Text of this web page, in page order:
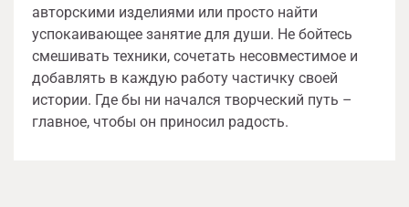
авторскими изделиями или просто найти
успокаивающее занятие для души. Не бойтесь
смешивать техники, сочетать несовместимое и
добавлять в каждую работу частичку своей
истории. Где бы ни начался творческий путь –
главное, чтобы он приносил радость.